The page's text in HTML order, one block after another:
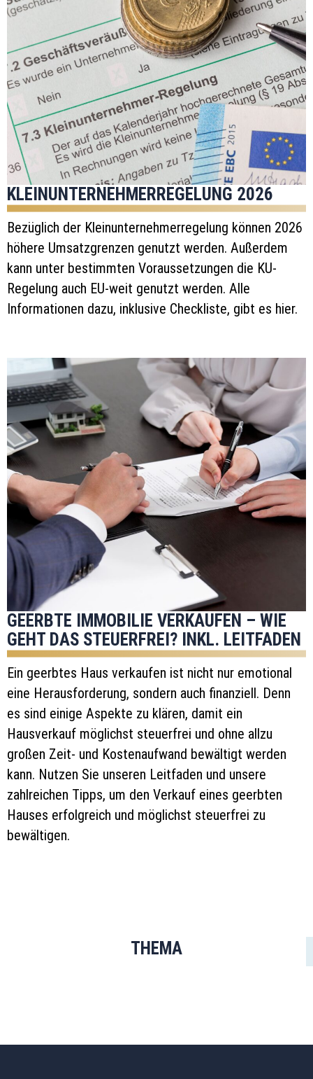
KLEINUNTERNEHMERREGELUNG 2026
Bezüglich der Kleinunternehmerregelung können 2026
höhere Umsatzgrenzen genutzt werden. Außerdem
kann unter bestimmten Voraussetzungen die KU-
Regelung auch EU-weit genutzt werden. Alle
Informationen dazu, inklusive Checkliste, gibt es hier.
GEERBTE IMMOBILIE VERKAUFEN – WIE
GEHT DAS STEUERFREI? INKL. LEITFADEN
Ein geerbtes Haus verkaufen ist nicht nur emotional
eine Herausforderung, sondern auch finanziell. Denn
es sind einige Aspekte zu klären, damit ein
Hausverkauf möglichst steuerfrei und ohne allzu
großen Zeit- und Kostenaufwand bewältigt werden
kann. Nutzen Sie unseren Leitfaden und unsere
zahlreichen Tipps, um den Verkauf eines geerbten
Hauses erfolgreich und möglichst steuerfrei zu
bewältigen.
THEMA